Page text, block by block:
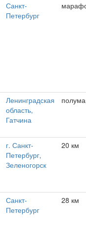
Санкт-
Петербург
Ленинградская
область,
Гатчина
г. Санкт-
Петербург,
Зеленогорск
20 км
Санкт-
Петербург
28 км